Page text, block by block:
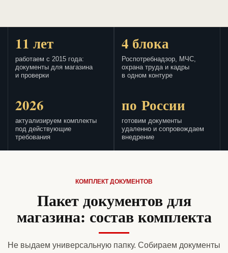
11 лет
работаем с 2015 года:
документы для магазина
и проверки
4 блока
Роспотребнадзор, МЧС,
охрана труда и кадры
в одном контуре
2026
актуализируем комплекты
под действующие
требования
по России
готовим документы
удаленно и сопровождаем
внедрение
КОМПЛЕКТ ДОКУМЕНТОВ
Пакет документов для
магазина: состав комплекта
Не выдаем универсальную папку. Собираем документы